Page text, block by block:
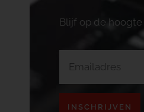
Blijf op de
INSCHRIJVEN